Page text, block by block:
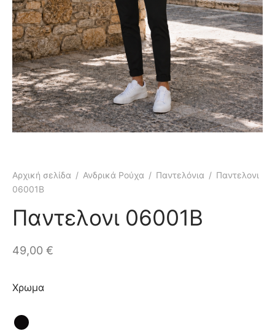
Αρχική σελίδα / Ανδρικά Ρούχα / Παντελόνια / Παντελονι
06001B
Παντελονι 06001B
49,00 €
Χρωμα